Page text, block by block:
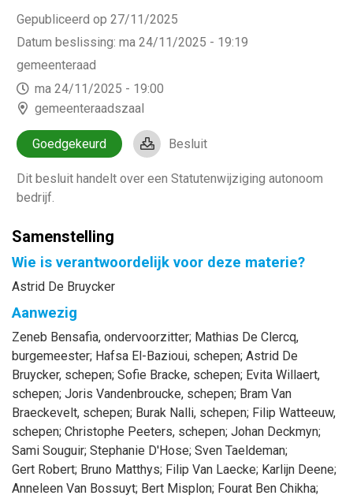
Gepubliceerd op 27/11/2025
Datum beslissing: ma 24/11/2025 - 19:19
gemeenteraad
ma 24/11/2025 - 19:00
gemeenteraadszaal
Goedgekeurd Besluit
Dit besluit handelt over een Statutenwijziging autonoom
bedrijf.
Samenstelling
Wie is verantwoordelijk voor deze materie?
Astrid De Bruycker
Aanwezig
Zeneb Bensafia, ondervoorzitter; Mathias De Clercq,
burgemeester; Hafsa El-Bazioui, schepen; Astrid De
Bruycker, schepen; Sofie Bracke, schepen; Evita Willaert,
schepen; Joris Vandenbroucke, schepen; Bram Van
Braeckevelt, schepen; Burak Nalli, schepen; Filip Watteeuw,
schepen; Christophe Peeters, schepen; Johan Deckmyn;
Sami Souguir; Stephanie D'Hose; Sven Taeldeman;
Gert Robert; Bruno Matthys; Filip Van Laecke; Karlijn Deene;
Anneleen Van Bossuyt; Bert Misplon; Fourat Ben Chikha;